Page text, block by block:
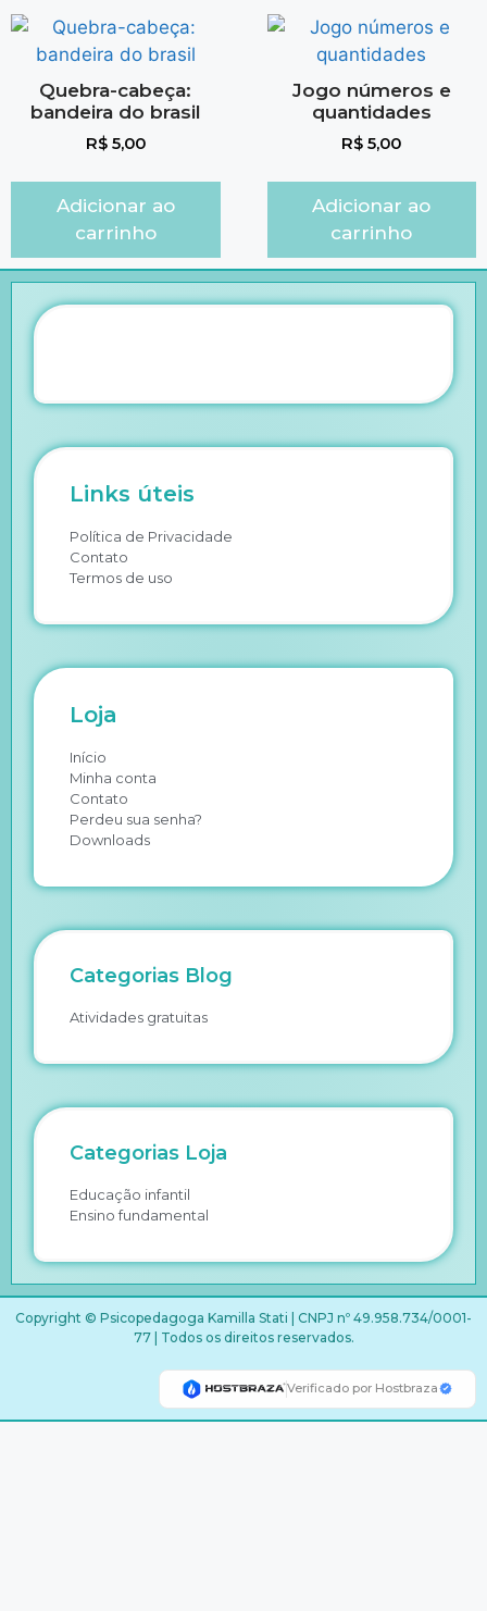
Quebra-cabeça:
bandeira do brasil
R$5,00
Adicionar ao
carrinho
Jogo números e
quantidades
R$ 5,00
Adicionar ao
carrinho
Links úteis
Política de Privacidade
Contato
Termos de uso
Loja
Início
Minha conta
Contato
Perdeu sua senha?
Downloads
Categorias Blog
Atividades gratuitas
Categorias Loja
Educação infantil
Ensino fundamental
Copyright © Psicopedagoga Kamilla Stati | CNPJ nº 49.958.734/0001-
77 | Todos os direitos reservados.